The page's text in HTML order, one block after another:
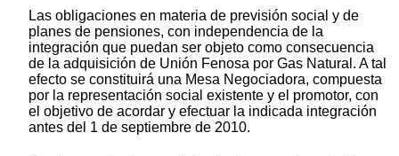
Las obligaciones en materia de previsión social y de
planes de pensiones, con independencia de la
integración que puedan ser objeto como consecuencia
de la adquisición de Unión Fenosa por Gas Natural. A tal
efecto se constituirá una Mesa Negociadora, compuesta
por la representación social existente y el promotor, con
el objetivo de acordar y efectuar la indicada integración
antes del 1 de septiembre de 2010.